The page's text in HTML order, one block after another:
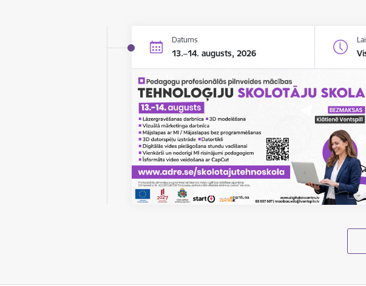
Datums
13.–14. augusts, 2026